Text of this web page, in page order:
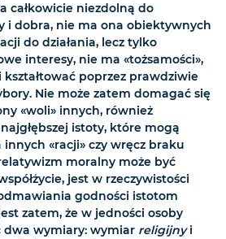
całkowicie niezdolną do
i dobra, nie ma ona obiektywnych
do działania, lecz tylko
interesy, nie ma «tożsamości»,
poprzez prawdziwie
Nie może zatem domagać się
«woli» innych, również
istoty, które mogą
«racji» czy wręcz braku
moralny może być
jest w rzeczywistości
godności istotom
zatem, że w jedności osoby
dwa wymiary: wymiar religijnyi